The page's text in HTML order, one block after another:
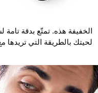
لحيتك بالطريقة التي تريدها